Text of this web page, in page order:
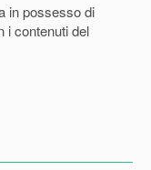
in possesso di
i contenuti del